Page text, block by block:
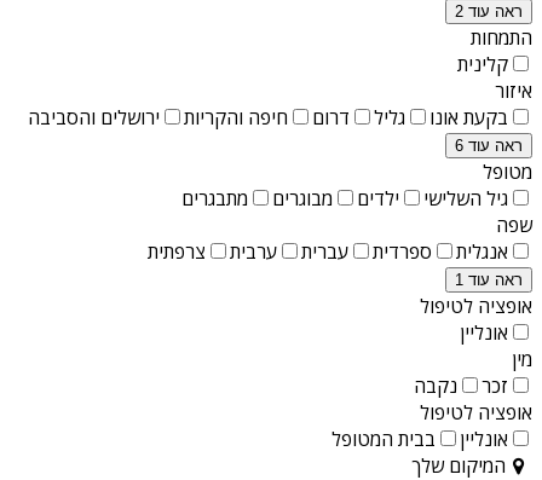
ראה עוד 2
התמחות
קלינית
איזור
בקעת אונו
גליל דרום חיפה והקריות ירושלים והסביבה
ראה עוד 6
מטופל
גיל השלישי
ילדים מבוגרים
מתבגרים
שפה
אנגלית
ספרדית עברית ערבית צרפתית
ראה עוד 1
אופציה לטיפול
אונליין
מין
זכר
נקבה
אופציה לטיפול
אונליין
בבית המטופל
המיקום שלך